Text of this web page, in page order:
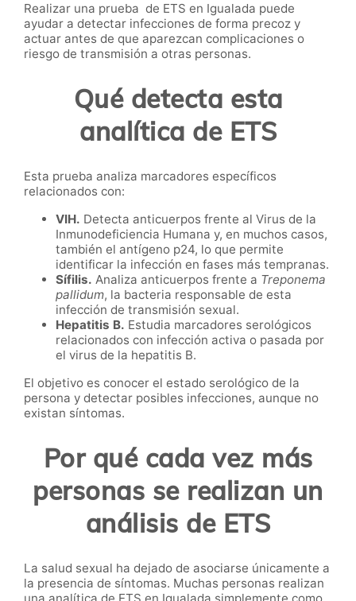
Realizar una prueba de ETS en Igualada puede
ayudar a detectar infecciones de forma precoz y
actuar antes de que aparezcan complicaciones o
riesgo de transmisión a otras personas.
Qué detecta esta
analítica de ETS
Esta prueba analiza marcadores específicos
relacionados con:
VIH. Detecta anticuerpos frente al Virus de la
Inmunodeficiencia Humana y, en muchos casos,
también el antígeno p24, lo que permite
identificar la infección en fases más tempranas.
Sífilis. Analiza anticuerpos frente a Treponema
pallidum, la bacteria responsable de esta
infección de transmisión sexual.
Hepatitis B. Estudia marcadores serológicos
relacionados con infección activa o pasada por
el virus de la hepatitis B.
El objetivo es conocer el estado serológico de la
persona y detectar posibles infecciones, aunque no
existan síntomas.
Por qué cada vez más
personas se realizan un
análisis de ETS
La salud sexual ha dejado de asociarse únicamente a
la presencia de síntomas. Muchas personas realizan